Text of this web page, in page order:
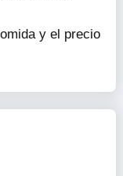
y el precio